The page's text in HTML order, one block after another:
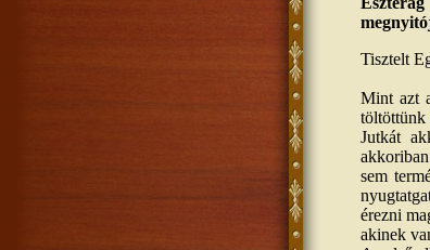
Tisztelt
Mint azt
töltöttünk
Jutkát
sem
érezni
akinek